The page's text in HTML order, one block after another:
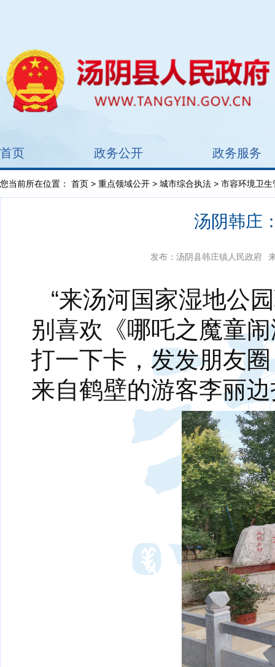
首页 政务公开 政务服务
您当前所在位置： 首页 > 重点领域公开 > 城市综合执法 > 市容环境卫生
汤阴韩庄
发布：汤阴县韩庄镇人民政府
“来汤河国家湿地公
别喜欢《哪吒之魔童
打一下卡，发发朋友
来自鹤壁的游客李丽